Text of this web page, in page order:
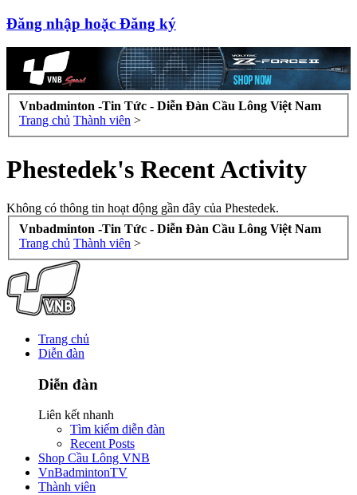
Đăng nhập hoặc Đăng ký
Vnbadminton -Tin Tức - Diễn Đàn Cầu Lông Việt Nam
Trang chủ Thành viên >
Phestedek's Recent Activity
Không có thông tin hoạt động gần đây của Phestedek.
Vnbadminton -Tin Tức - Diễn Đàn Cầu Lông Việt Nam
Trang chủ Thành viên >
Trang chủ
Diễn đàn
Diễn đàn
Liên kết nhanh
Tìm kiếm diễn đàn
Recent Posts
Shop Cầu Lông VNB
VnBadmintonTV
Thành viên